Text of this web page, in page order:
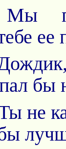
ее
бы